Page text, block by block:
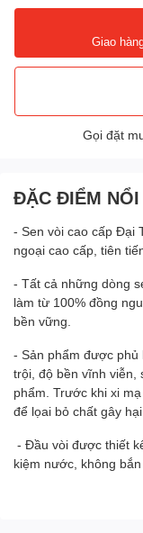
Giao
Gọi đặt
ĐẶC ĐIỂM
- Sen vòi cao cấp Đại
ngoại cao cấp, tiên
- Tất cả những dòng
làm từ 100% đồng
bền vững.
- Sản phẩm được
trội, độ bền vĩnh viễn,
phẩm. Trước khi xi
để lọai bỏ chất gây
- Đầu vòi được thiết
kiệm nước, không bắn